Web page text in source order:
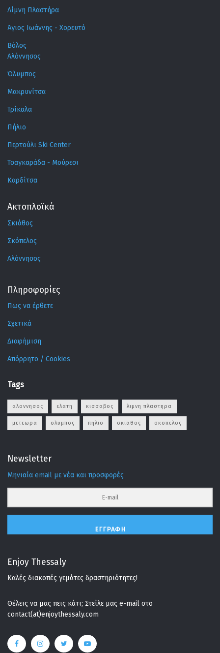
Λίμνη Πλαστήρα
Άγιος Ιωάννης - Χορευτό
Βόλος
Αλόννησος
Όλυμπος
Μακρυνίτσα
Τρίκαλα
Πήλιο
Περτούλι Ski Center
Τσαγκαράδα - Μούρεσι
Καρδίτσα
Ακτοπλοϊκά
Σκιάθος
Σκόπελος
Αλόννησος
Πληροφορίες
Πως να έρθετε
Σχετικά
Διαφήμιση
Απόρρητο / Cookies
Tags
αλοννησος ελατη κισσαβος λιμνη πλαστηρα
μετεωρα ολυμπος πηλιο σκιαθος σκοπελος
Newsletter
Μηνιαία email με νέα και προσφορές
ΕΓΓΡΑΦΉ
Enjoy Thessaly
Καλές διακοπές γεμάτες δραστηριότητες!
Θέλεις να μας πεις κάτι; Στείλε μας e-mail στο
contact(at)enjoythessaly.com